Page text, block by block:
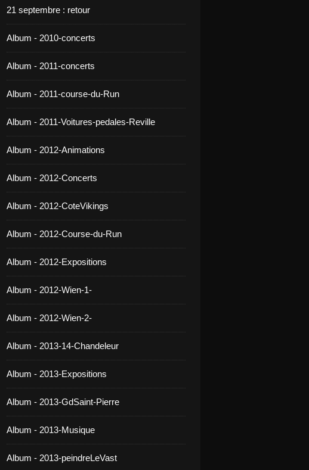
21 septembre : retour
Album - 2010-concerts
Album - 2011-concerts
Album - 2011-course-du-Run
Album - 2011-Voitures-pedales-Reville
Album - 2012-Animations
Album - 2012-Concerts
Album - 2012-CoteVikings
Album - 2012-Course-du-Run
Album - 2012-Expositions
Album - 2012-Wien-1-
Album - 2012-Wien-2-
Album - 2013-14-Chandeleur
Album - 2013-Expositions
Album - 2013-GdSaint-Pierre
Album - 2013-Musique
Album - 2013-peindreLeVast